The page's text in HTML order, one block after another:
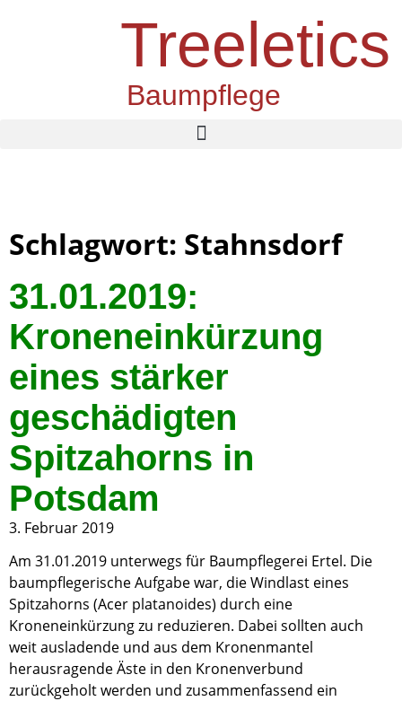
Treeletics
Baumpflege
Schlagwort: Stahnsdorf
31.01.2019:
Kroneneinkürzung
eines stärker
geschädigten
Spitzahorns in
Potsdam
3. Februar 2019
Am 31.01.2019 unterwegs für Baumpflegerei Ertel. Die
baumpflegerische Aufgabe war, die Windlast eines
Spitzahorns (Acer platanoides) durch eine
Kroneneinkürzung zu reduzieren. Dabei sollten auch
weit ausladende und aus dem Kronenmantel
herausragende Äste in den Kronenverbund
zurückgeholt werden und zusammenfassend ein